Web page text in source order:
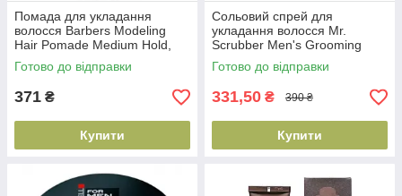
Помада для укладання
волосся Barbers Modeling
Hair Pomade Medium Hold,
100 мл (4823109403062)
Готово до відправки
371 ₴
Купити
Сольовий спрей для
укладання волосся Mr.
Scrubber Men's Grooming
Routine, 150 мл
(4820200232751)
Готово до відправки
331,50 ₴ 390 ₴
Купити